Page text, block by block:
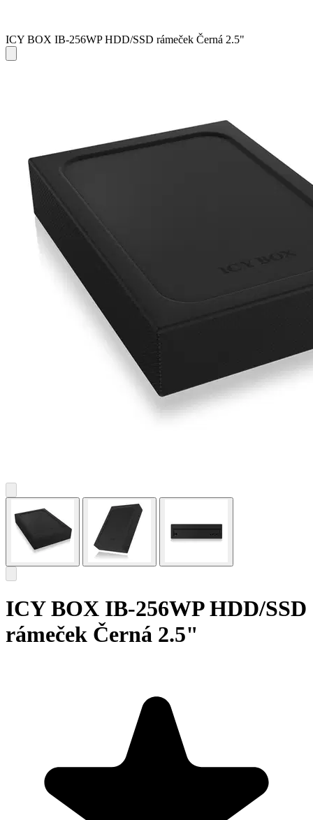
ICY BOX IB-256WP HDD/SSD rámeček Černá 2.5"
ICY BOX IB-256WP HDD/SSD
rámeček Černá 2.5"